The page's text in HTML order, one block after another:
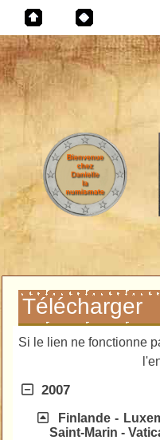
Télécharger
Si le lien ne fonctionne
2007
Finlande -
Saint-Marin -